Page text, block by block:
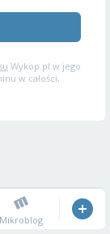
Wykop.pl w jego
w całości,
Mikroblog